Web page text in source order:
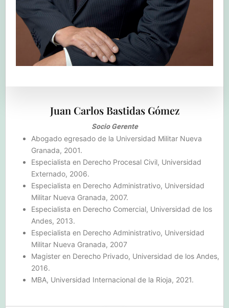
Juan Carlos Bastidas Gómez
Socio Gerente
Abogado egresado de la Universidad Militar Nueva
Granada, 2001.
Especialista en Derecho Procesal Civil, Universidad
Externado, 2006.
Especialista en Derecho Administrativo, Universidad
Militar Nueva Granada, 2007.
Especialista en Derecho Comercial, Universidad de los
Andes, 2013.
Especialista en Derecho Administrativo, Universidad
Militar Nueva Granada, 2007
Magister en Derecho Privado, Universidad de los Andes,
2016.
MBA, Universidad Internacional de la Rioja, 2021.